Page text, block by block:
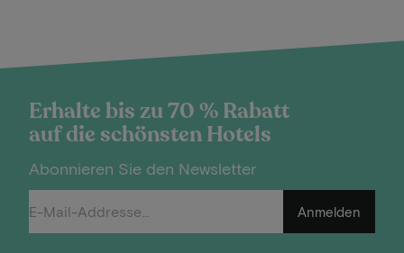
Erhalte bis zu 70 % Rabatt
auf die schönsten Hotels
Abonnieren Sie den Newsletter
Anmelden